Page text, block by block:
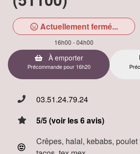
Actuellement fermé...
16h00 - 04h00
À emporter
Précommande pour 16h20
03.51.24.79.24
5/5 (voir les 6 avis)
Crêpes, halal, kebabs,